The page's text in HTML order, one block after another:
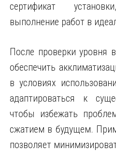
сертификат
выполнение работ в
После проверки уровня
обеспечить
в условиях
адаптироваться к
чтобы избежать
сжатием в будущем.
позволяет